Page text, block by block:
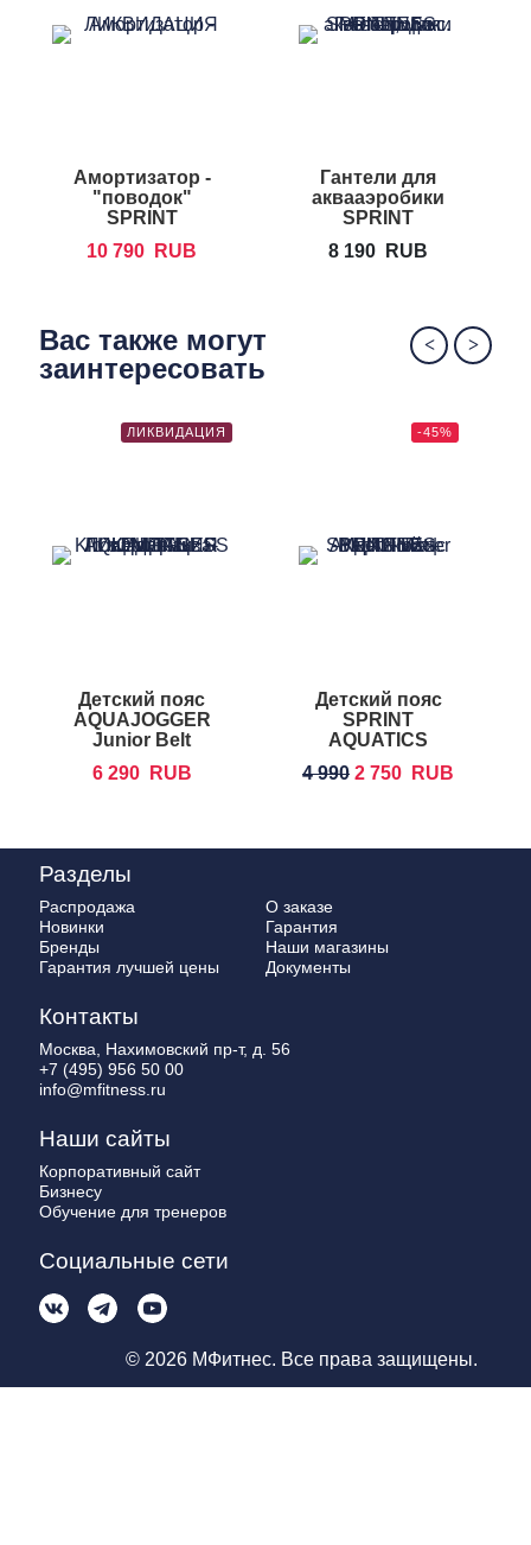
Амортизатор -
"поводок"
SPRINT
Sprinter Teether
10 790 RUB
Гантели для
аквааэробики
SPRINT
Sprint Bells
8 190 RUB
Вас также могут
заинтересовать
ЛИКВИДАЦИЯ
Детский пояс
AQUAJOGGER
Junior Belt
6 290
RUB
-45%
Детский пояс
SPRINT
AQUATICS
4 990 2 750 RUB
Разделы
Распродажа
Новинки
Бренды
Гарантия лучшей цены
О заказе
Гарантия
Наши магазины
Документы
Контакты
Москва, Нахимовский пр-т, д. 56
+7 (495) 956 50 00
info@mfitness.ru
Наши сайты
Корпоративный сайт
Бизнесу
Обучение для тренеров
Социальные сети
© 2026 МФитнес. Все права защищены.